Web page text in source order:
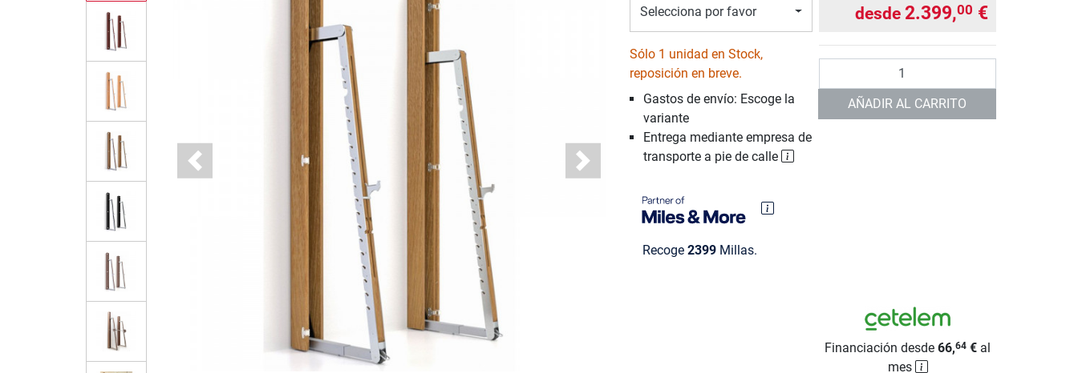
Previous Next
Selecciona por favor
Sólo 1 unidad en Stock,
reposición en breve.
Gastos de envío: Escoge la
variante
Entrega mediante empresa de
transporte a pie de calle
Recoge 2399Millas.
desde 2.399,00 €
AÑADIR AL CARRITO
Financiación desde66,64 € al
mes